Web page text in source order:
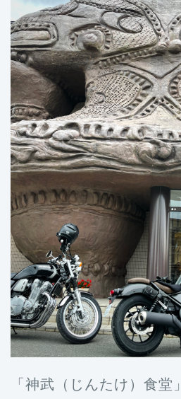
「神武（じんたけ）食堂」